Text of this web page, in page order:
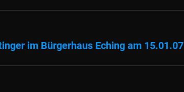
im Bürgerhaus Eching am 15.01.07